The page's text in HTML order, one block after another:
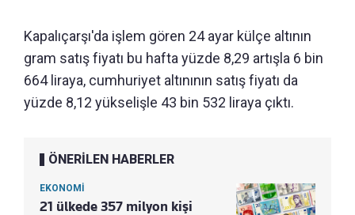
Kapalıçarşı'da işlem gören 24 ayar külçe altının
gram satış fiyatı bu hafta yüzde 8,29 artışla 6 bin
664 liraya, cumhuriyet altınının satış fiyatı da
yüzde 8,12 yükselişle 43 bin 532 liraya çıktı.
ÖNERİLEN HABERLER
EKONOMİ
21 ülkede 357 milyon kişi